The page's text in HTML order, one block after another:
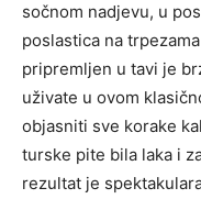
sočnom nadjevu, u
poslastica na
pripremljen u tavi je
uživate u ovom
objasniti sve korake
turske pite bila laka i
rezultat je